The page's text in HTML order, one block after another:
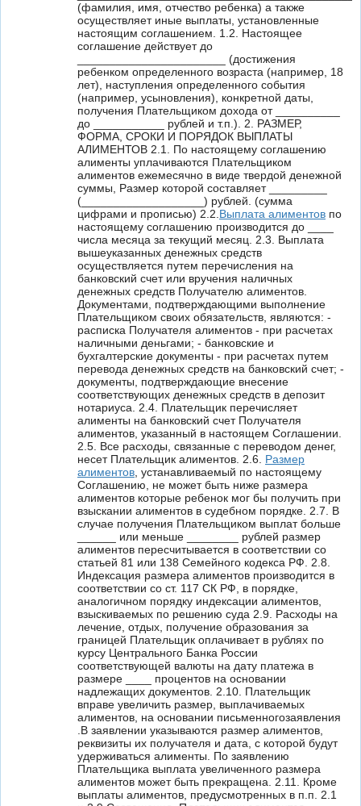
(фамилия, имя, отчество ребенка) а также
осуществляет иные выплаты, установленные
настоящим соглашением. 1.2. Настоящее
соглашение действует до
_______________________ (достижения
ребенком определенного возраста (например, 18
лет), наступления определенного события
(например, усыновления), конкретной даты,
получения Плательщиком дохода от __________
до ___________ рублей и т.п.). 2. РАЗМЕР,
ФОРМА, СРОКИ И ПОРЯДОК ВЫПЛАТЫ
АЛИМЕНТОВ 2.1. По настоящему соглашению
алименты уплачиваются Плательщиком
алиментов ежемесячно в виде твердой денежной
суммы, Размер которой составляет _________
(___________________) рублей. (сумма
цифрами и прописью) 2.2. Выплата алиментов по
настоящему соглашению производится до ____
числа месяца за текущий месяц. 2.3. Выплата
вышеуказанных денежных средств
осуществляется путем перечисления на
банковский счет или вручения наличных
денежных средств Получателю алиментов.
Документами, подтверждающими выполнение
Плательщиком своих обязательств, являются: -
расписка Получателя алиментов - при расчетах
наличными деньгами; - банковские и
бухгалтерские документы - при расчетах путем
перевода денежных средств на банковский счет; -
документы, подтверждающие внесение
соответствующих денежных средств в депозит
нотариуса. 2.4. Плательщик перечисляет
алименты на банковский счет Получателя
алиментов, указанный в настоящем Соглашении.
2.5. Все расходы, связанные с переводом денег,
несет Плательщик алиментов. 2.6. Размер
алиментов , устанавливаемый по настоящему
Соглашению, не может быть ниже размера
алиментов которые ребенок мог бы получить при
взыскании алиментов в судебном порядке. 2.7. В
случае получения Плательщиком выплат больше
______ или меньше ________ рублей размер
алиментов пересчитывается в соответствии со
статьей 81 или 138 Семейного кодекса РФ. 2.8.
Индексация размера алиментов производится в
соответствии со ст. 117 СК РФ, в порядке,
аналогичном порядку индексации алиментов,
взыскиваемых по решению суда 2.9. Расходы на
лечение, отдых, получение образования за
границей Плательщик оплачивает в рублях по
курсу Центрального Банка России
соответствующей валюты на дату платежа в
размере ____ процентов на основании
надлежащих документов. 2.10. Плательщик
вправе увеличить размер, выплачиваемых
алиментов, на основании письменногозаявления
.В заявлении указываются размер алиментов,
реквизиты их получателя и дата, с которой будут
удерживаться алименты. По заявлению
Плательщика выплата увеличенного размера
алиментов может быть прекращена. 2.11. Кроме
выплаты алиментов, предусмотренных в п.п. 2.1